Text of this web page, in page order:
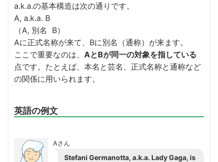
a.k.a.の基本構造は次の通りです。
A, a.k.a. B
（A, 別名 B）
Aに正式名称が来て、Bに別名（通称）が来ます。
ここで重要なのは、 AとBが同一の対象を指している
点です。たとえば、本名と芸名、正式名称と通称など
の関係に用いられます。
英語の例文
Aさん
Stefani Germanotta, a.k.a. Lady Gaga, is